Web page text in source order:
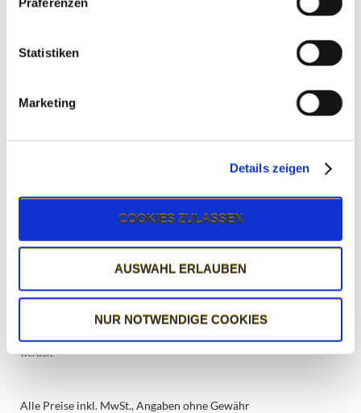
Statistiken
Marketing
Details zeigen
COOKIES ZULASSEN
AUSWAHL ERLAUBEN
NUR NOTWENDIGE COOKIES
ab 500 Karten 15% Nachlass
Mehrfachermäßigungen
Der ermäßigte Tarif für Einheimische wird allen Personen gewährt, die ihren
Hauptwohnsitz in den Landkreisen Ostallgäu oder Oberallgäu (inkl. Stadt
Tannheimer Tal und dem Gebiet um Reutte und Vils als Einheimische
Bademäntel und Handtücher können gegen eine kleine Gebühr ausgeliehen
werden.
Alle Preise inkl. MwSt., Angaben ohne Gewähr